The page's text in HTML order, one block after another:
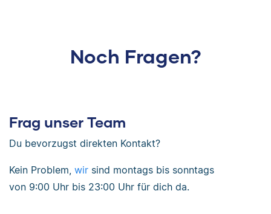
Noch Fragen?
Frag unser Team
Du bevorzugst direkten Kontakt?
Kein Problem, wir sind montags bis sonntags
von 9:00 Uhr bis 23:00 Uhr für dich da.